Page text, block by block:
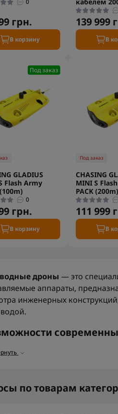
0
грн.
В корзину
139 999
В
Под заказ
GLADIUS
Flash Army
0
грн.
В корзину
Под заказ
CHASING
MINI S
PACK (200m)
111 999
В
дроны — это
аппараты,
инженерных
и
по товарам